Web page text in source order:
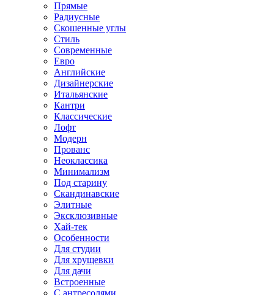
Прямые
Радиусные
Скошенные углы
Стиль
Современные
Евро
Английские
Дизайнерские
Итальянские
Кантри
Классические
Лофт
Модерн
Прованс
Неоклассика
Минимализм
Под старину
Скандинавские
Элитные
Эксклюзивные
Хай-тек
Особенности
Для студии
Для хрущевки
Для дачи
Встроенные
С антресолями